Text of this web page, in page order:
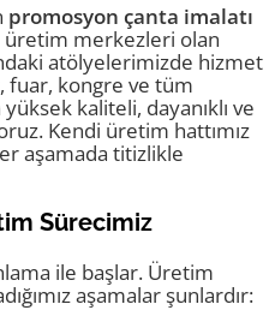
promosyon çanta imalatı
üretim merkezleri olan
atölyelerimizde hizmet
fuar, kongre ve tüm
kaliteli, dayanıklı ve
Kendi üretim hattımız
aşamada titizlikle
Sürecimiz
ile başlar. Üretim
aşamalar şunlardır: